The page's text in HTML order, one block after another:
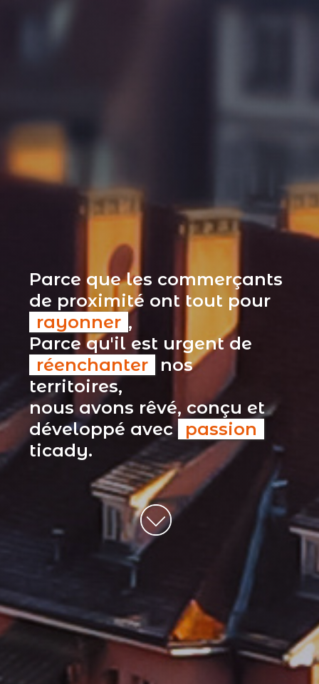
Parce que les commerçants
de proximité ont tout pour
rayonner ,
Parce qu'il est urgent de
réenchanter
nos
territoires,
nous avons rêvé, conçu et
développé avec passion
ticady.